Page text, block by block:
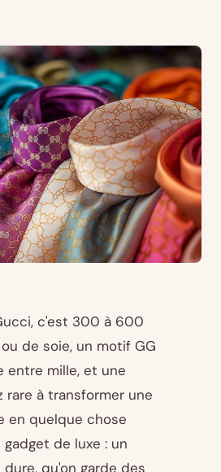
c'est 300 à 600
de soie, un motif GG
entre mille, et une
rare à transformer une
en quelque chose
gadget de luxe : un
qu'on garde des